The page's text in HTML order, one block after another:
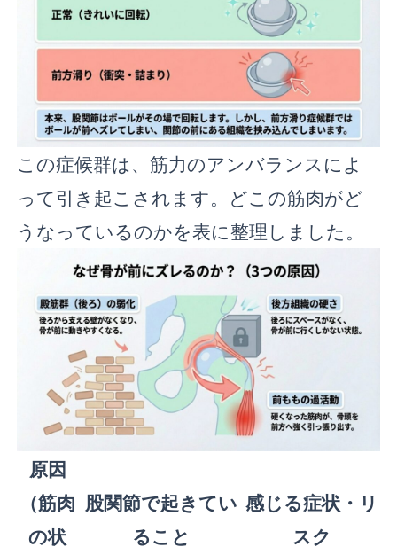
この症候群は、筋力のアンバランスによ
って引き起こされます。どこの筋肉がど
うなっているのかを表に整理しました。
原因
（筋肉
の状
股関節で起きてい
ること
感じる症状・リ
スク